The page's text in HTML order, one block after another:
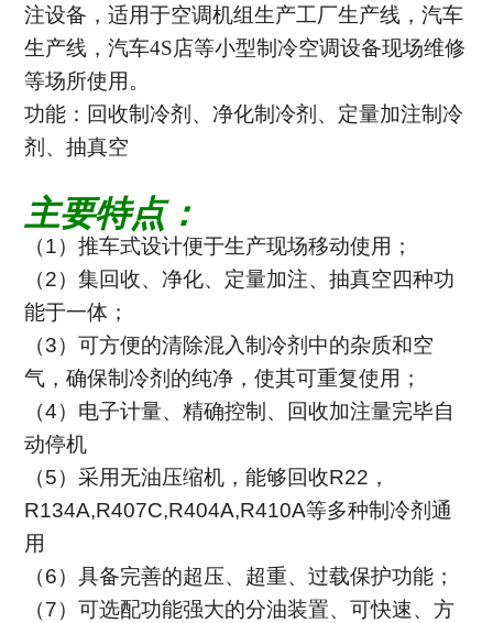
注设备，适用于空调机组生产工厂生产线，汽车
生产线，汽车4S店等小型制冷空调设备现场维修
等场所使用。
功能：回收制冷剂、 净化制冷剂、 定量加注制冷
剂、抽真空
主要特点：
（1）推车式设计便于生产现场移动使用；
（2）集回收、净化、定量加注、抽真空四种功
能于一体；
（3）可方便的清除混入制冷剂中的杂质和空
气 ，确保制冷剂的纯净，使其可重复使用 ；
（4）电子计量、精确控制、回收加注量完毕自
动停机
（5）采用无油压缩机，能够回收R22，
R134A,R407C,R404A,R410A等多种制冷剂通
用
（6）具备完善的超压、超重、过载保护功能 ；
（7）可选配功能强大的分油装置、可快速、方